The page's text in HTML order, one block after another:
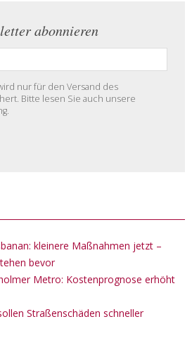
abonnieren
nur für den Versand des
Bitte lesen Sie auch unsere
kleinere Maßnahmen jetzt –
bevor
Metro: Kostenprognose erhöht
Straßenschäden schneller